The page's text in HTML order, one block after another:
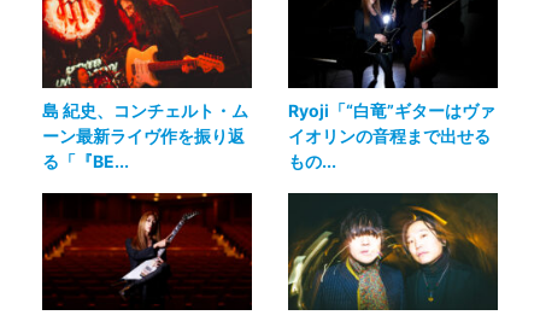
島 紀史、コンチェルト・ム
ーン最新ライヴ作を振り返
る「『BE...
Ryoji「“白竜”ギターはヴァ
イオリンの音程まで出せる
もの...